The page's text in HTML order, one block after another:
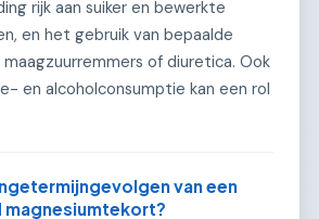
rijk aan suiker en bewerkte
en het gebruik van bepaalde
of diuretica. Ook
en alcoholconsumptie kan een rol
van een
magnesiumtekort?